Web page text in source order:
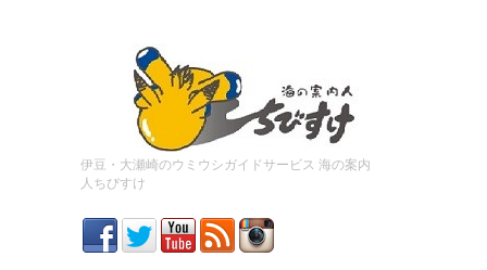
伊豆・大瀬崎のウミウシガイドサービス 海の案内
人ちびすけ